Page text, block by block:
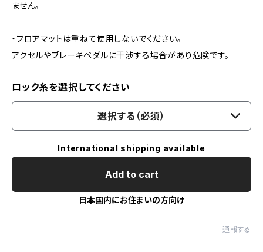
ません。
・フロアマットは重ねて使用しないでください。
アクセルやブレーキペダルに干渉する場合があり危険です。
ロック糸を選択してください
選択する（必須）
International shipping available
Add to cart
日本国内にお住まいの方向け
通報する